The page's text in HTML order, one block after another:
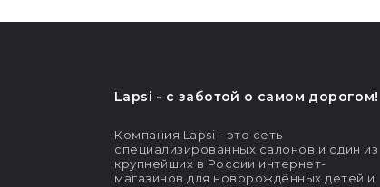
Lapsi - c заботой о самом дорогом!
Компания Lapsi - это сеть
специализированных салонов и один из
крупнейших в России интернет-
магазинов для новорождённых детей и